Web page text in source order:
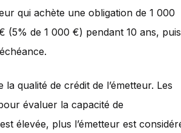
qui achète une obligation de 1 000
de 1 000 €) pendant 10 ans, puis
qualité de crédit de l’émetteur. Les
évaluer la capacité de
élevée, plus l’émetteur est